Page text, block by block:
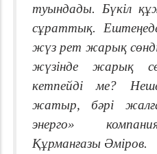
туындады. Бүкіл
сұраттық.
жүз рет жарық
жүзінде жарық
кетпейді ме?
жатыр, бәрі
энерго»
Құрманғазы Әміров.